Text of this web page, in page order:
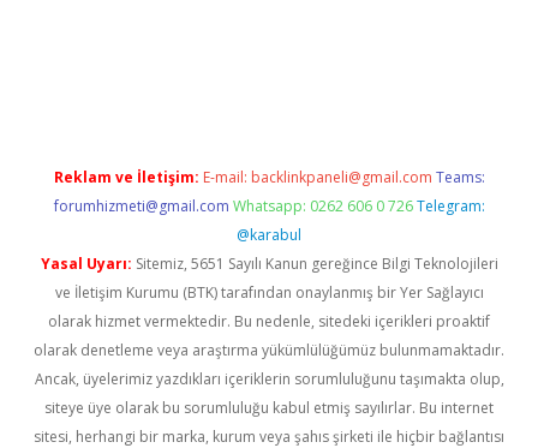
Reklam ve İletişim: E-mail: backlinkpaneli@gmail.com Teams:
forumhizmeti@gmail.com Whatsapp: 0262 606 0 726 Telegram:
@karabul
Yasal Uyarı: Sitemiz, 5651 Sayılı Kanun gereğince Bilgi Teknolojileri
ve İletişim Kurumu (BTK) tarafından onaylanmış bir Yer Sağlayıcı
olarak hizmet vermektedir. Bu nedenle, sitedeki içerikleri proaktif
olarak denetleme veya araştırma yükümlülüğümüz bulunmamaktadır.
Ancak, üyelerimiz yazdıkları içeriklerin sorumluluğunu taşımakta olup,
siteye üye olarak bu sorumluluğu kabul etmiş sayılırlar. Bu internet
sitesi, herhangi bir marka, kurum veya şahıs şirketi ile hiçbir bağlantısı